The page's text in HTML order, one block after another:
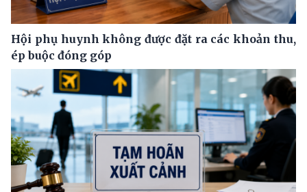
Hội phụ huynh không được đặt ra các khoản thu,
ép buộc đóng góp